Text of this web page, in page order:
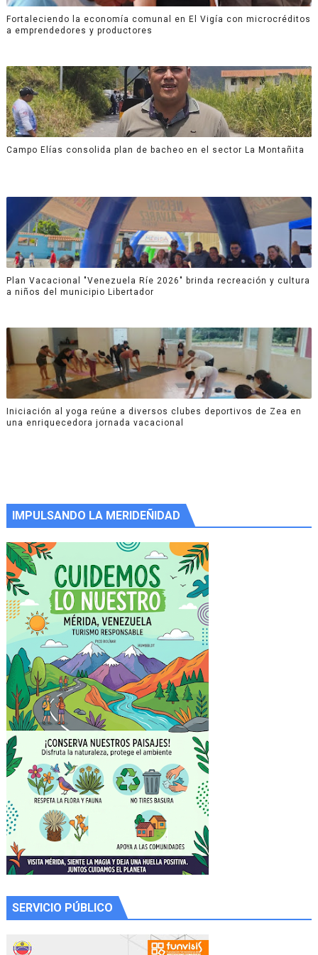
Fortaleciendo la economía comunal en El Vigía con microcréditos
a emprendedores y productores
Campo Elías consolida plan de bacheo en el sector La Montañita
Plan Vacacional "Venezuela Ríe 2026" brinda recreación y cultura
a niños del municipio Libertador
Iniciación al yoga reúne a diversos clubes deportivos de Zea en
una enriquecedora jornada vacacional
IMPULSANDO LA MERIDEÑIDAD
SERVICIO PÚBLICO